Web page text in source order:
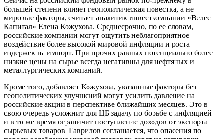
большей степени влияет геополитическая повестка, а не
мировые факторы, считает аналитик инвесткомпании «Велес
Капитал» Елена Кожухова. Среднесрочно, по ее словам,
российские компании могут ощутить неблагоприятное
воздействие более высокой мировой инфляции и роста
издержек на импорт. При прочих равных потенциально более
низкие цены на сырье всегда негативны для нефтяных и
металлургических компаний.
Кроме того, добавляет Кожухова, указанные факторы без
геополитических улучшений могут усилить давление на
российские акции в перспективе ближайших месяцев. Это в
свою очередь усложнит для ЦБ задачу по борьбе с инфляцией
и в то же время ограничит поступление доходов от экспорта
сырьевых товаров. Гаврилов соглашается, что опасения по